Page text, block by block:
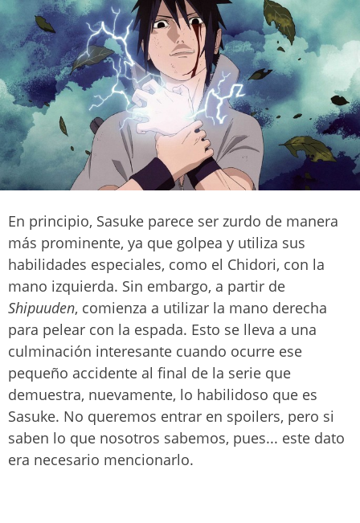
En principio, Sasuke parece ser zurdo de manera
más prominente, ya que golpea y utiliza sus
habilidades especiales, como el Chidori, con la
mano izquierda. Sin embargo, a partir de
Shipuuden, comienza a utilizar la mano derecha
para pelear con la espada. Esto se lleva a una
culminación interesante cuando ocurre ese
pequeño accidente al final de la serie que
demuestra, nuevamente, lo habilidoso que es
Sasuke. No queremos entrar en spoilers, pero si
saben lo que nosotros sabemos, pues... este dato
era necesario mencionarlo.